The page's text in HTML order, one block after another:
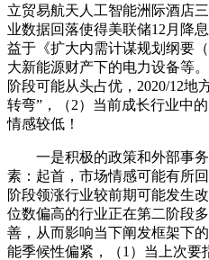
立贸易航天人工智能洲际酒店
业数据回落使得美联储12月降
益于《扩大内需计谋规划纲要
大新能源财产下的电力设备等
阶段可能从头占优，2020/12地
转弯”，（2）当前成长行业中
情感较低！
一是积极的政策和外部事务
素：起首，市场情感可能有所
阶段领涨行业较前期可能发生
位数偏高的行业正在第二阶段
善，从而影响当下阐发框架下
能季候性偏紧，（1）当上次要